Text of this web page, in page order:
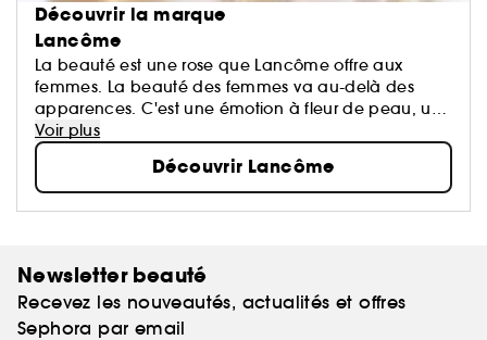
Découvrir la marque
Lancôme
La beauté est une rose que Lancôme offre aux
femmes. La beauté des femmes va au-delà des
apparences. C'est une émotion à fleur de peau, un
éveil de tous les sens, le reflet d'une harmonie entre
le cœur, le corps et l'esprit...
Voir plus
Découvrir Lancôme
Newsletter beauté
Recevez les nouveautés, actualités et offres
Sephora par email